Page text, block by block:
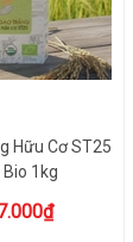
Hữu Cơ ST25
Bio 1kg